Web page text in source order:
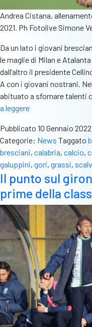
Andrea Cistana,
2021. Ph Fotolive Simone
Da un lato i giovani
le maglie di Milan e
dall’altro il presidente
A con i giovani nostrani.
abituato a sfornare talenti
a leggereLa
11
dei
nati
a
Brescia.
Solo
Cistana
profeta
in
patria
Pubblicato 10 Gennaio 2022
Categorie: News Taggato
bresciani, calabria, calcio,
galuppini, gori, grassi,
Il punto sul
prime della